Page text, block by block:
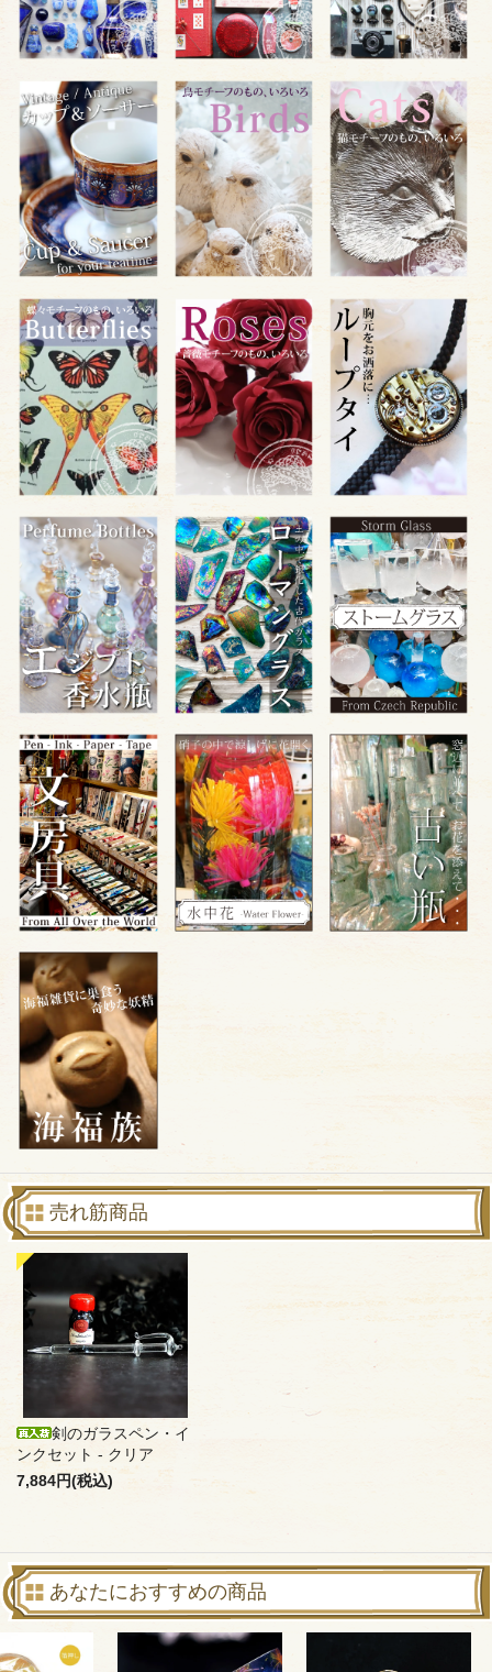
売れ筋商品
剣のガラスペン・イ
ンクセット - クリア
7,884円(税込)
あなたにおすすめの商品